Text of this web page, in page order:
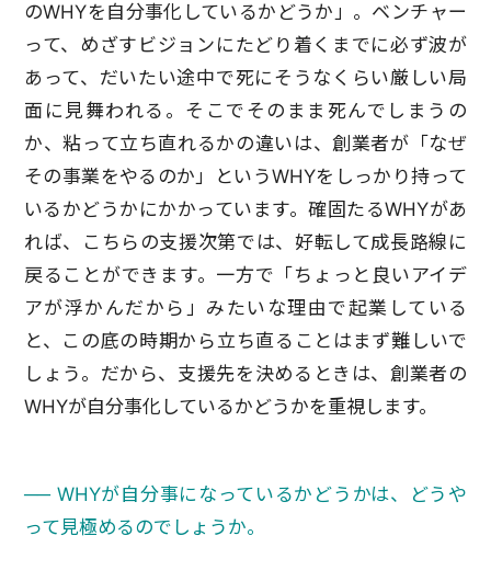
のWHYを自分事化しているかどうか」。ベンチャー
って、めざすビジョンにたどり着くまでに必ず波が
あって、だいたい途中で死にそうなくらい厳しい局
面に見舞われる。そこでそのまま死んでしまうの
か、粘って立ち直れるかの違いは、創業者が「なぜ
その事業をやるのか」というWHYをしっかり持って
いるかどうかにかかっています。確固たるWHYがあ
れば、こちらの支援次第では、好転して成長路線に
戻ることができます。一方で「ちょっと良いアイデ
アが浮かんだから」みたいな理由で起業している
と、この底の時期から立ち直ることはまず難しいで
しょう。だから、支援先を決めるときは、創業者の
WHYが自分事化しているかどうかを重視します。
── WHYが自分事になっているかどうかは、どうや
って見極めるのでしょうか。